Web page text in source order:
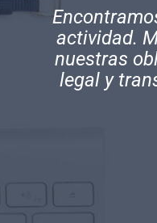
Excelentes
con sus
los temas